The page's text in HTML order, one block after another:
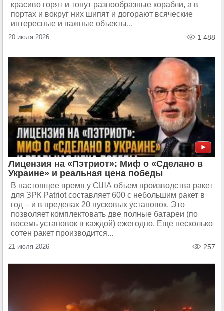
красиво горят и тонут разнообразные корабли, а в
портах и вокруг них шипят и догорают всяческие
интересные и важные объекты...
20 июля 2026 1 488
Лицензия на «Пэтриот»: Миф о «Сделано в
Украине» и реальная цена победы
В настоящее время у США объем производства ракет
для ЗРК Patriot составляет 600 с небольшим ракет в
год – и в пределах 20 пусковых установок. Это
позволяет комплектовать две полные батареи (по
восемь установок в каждой) ежегодно. Еще несколько
сотен ракет производится...
21 июля 2026 257